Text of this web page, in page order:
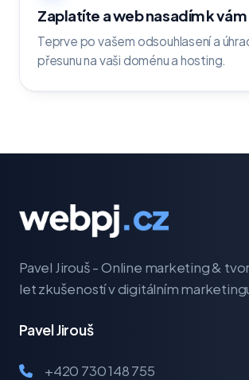
Zaplatíte a web nasadím k vám
Teprve po vašem odsouhlasení a
přesunu na vaši doménu a hosting.
Pavel Jirouš - Online marketing &
let zkušeností v digitálním
Pavel Jirouš
+420 730 148 755